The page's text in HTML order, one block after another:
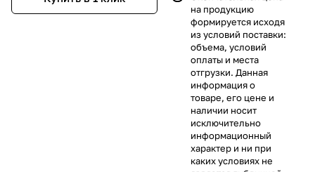
на продукцию
формируется исходя
из условий поставки:
объема, условий
оплаты и места
отгрузки. Данная
информация о
товаре, его цене и
наличии носит
исключительно
информационный
характер и ни при
каких условиях не